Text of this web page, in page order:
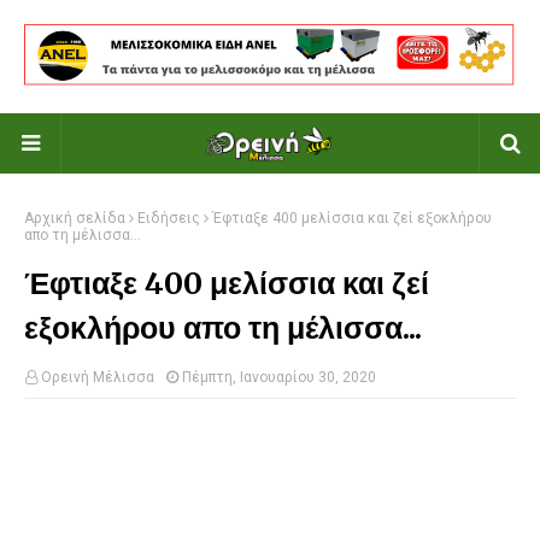
Αρχική σελίδα Ειδήσεις
Έφτιαξε 400 μελίσσια και ζεί εξοκλήρου
απο τη μέλισσα...
Έφτιαξε 400 μελίσσια και ζεί
εξοκλήρου απο τη μέλισσα...
Ορεινή Μέλισσα Πέμπτη, Ιανουαρίου 30, 2020